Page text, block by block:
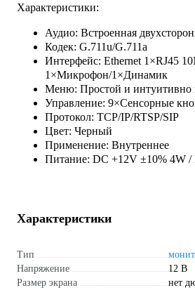
Характеристики:
Аудио: Встроенная
Кодек: G.711u/G.711a
Интерфейс: Ethernet 1×RJ45
1×Микрофон/1×Динамик
Меню: Простой и интуитивно
Управление: 9×Сенсорные
Протокол: TCP/IP/RTSP/SIP
Цвет: Черный
Применение: Внутреннее
Питание: DC +12V ±10% 4W /
Характеристики
Тип
Напряжение
12 В
Размер экрана
нет